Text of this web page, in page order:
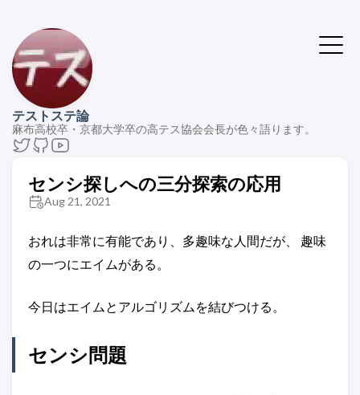
テストステ論
麻布高校卒・京都大学卒の高テス協会会長が色々語ります。
センシ探しへの三分探索の応用
Aug 21, 2021
おれは非常に有能であり、多趣味な人間だが、 趣味
の一つにエイムがある。
今日はエイムとアルゴリズムを結びつける。
センシ問題